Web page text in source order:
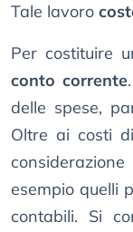
Tale lavoro
Per costituire
conto corrente
delle spese,
Oltre ai costi
esempio quelli
contabili. Si